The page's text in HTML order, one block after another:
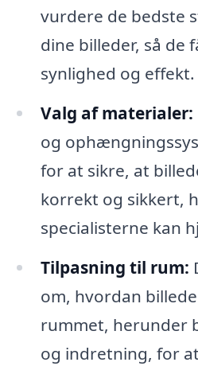
vurdere de bedste
dine billeder, så de
synlighed og effekt.
Valg af materialer:
og
for at sikre, at
korrekt og sikkert,
specialisterne kan
Tilpasning til rum:
om, hvordan
rummet, herunder
og indretning, for